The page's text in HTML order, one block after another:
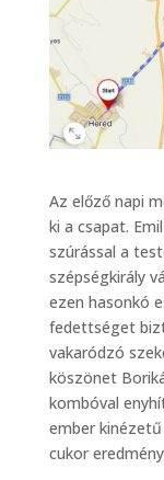
Az előző napi
ki a csapat.
szúrással a
szépségkirály
ezen hasonkó
fedettséget
vakaródzó
köszönet
kombóval
ember
cukor